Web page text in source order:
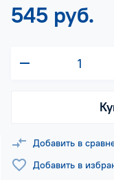
545 руб.
Добавить в
Добавить в